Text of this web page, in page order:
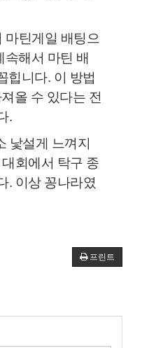
마틴게일 배팅으
해서 마틴 배
힙니다. 이 방법
올 수 있다는 전
.
낯설게 느껴지
회에서 탁구 종
. 이상 꽁나라였
프린트